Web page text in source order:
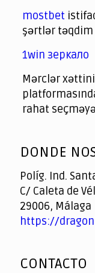
spintiger
Avabet
Spinrise
Crown Green
Crowngreen
슈가 러쉬1000
crazy time
parimatch.kr
winorio
winorio casino
winorio
mostbet
şərtlər
1win зеркало
Mərclər
rahat
of
DONDE
Políg. Ind.
C/ Caleta de
29006, Málaga
https://
CONTACTO